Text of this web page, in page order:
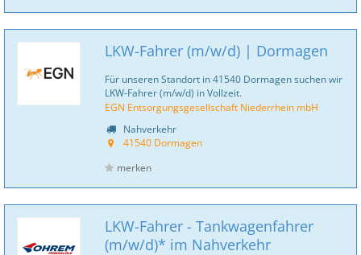
LKW-Fahrer (m/w/d) | Dormagen
Für unseren Standort in 41540 Dormagen suchen wir
LKW-Fahrer (m/w/d) in Vollzeit.
EGN Entsorgungsgesellschaft Niederrhein mbH
Nahverkehr
41540 Dormagen
merken
LKW-Fahrer - Tankwagenfahrer
(m/w/d)* im Nahverkehr